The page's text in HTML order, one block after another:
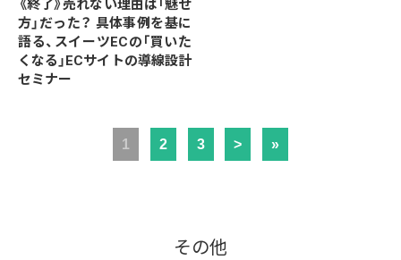
《終了》売れない理由は「魅せ
方」だった？ 具体事例を基に
語る、スイーツECの「買いた
くなる」ECサイトの導線設計
セミナー
1 2 3 > »
その他